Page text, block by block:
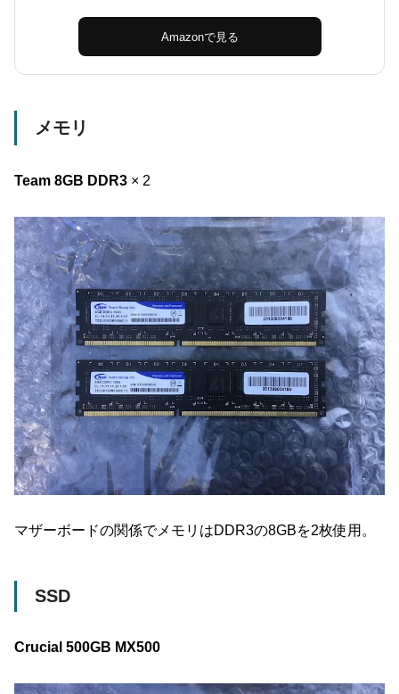
Amazonで見る
メモリ
Team 8GB DDR3 × 2
マザーボードの関係でメモリはDDR3の8GBを2枚使用。
SSD
Crucial 500GB MX500